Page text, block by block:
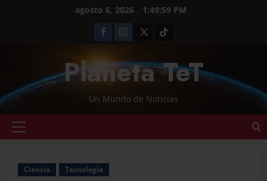
agosto 6, 2026 1:50:00 PM
Planeta TeT
Un Mundo de Noticias
Ciencia Tecnología